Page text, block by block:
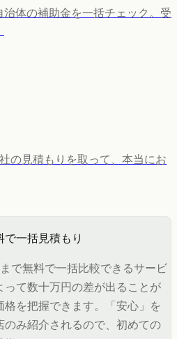
体の補助金を一括チェック。受
の見積もりを取って、本当にお
一括見積もり
で無料で一括比較できるサービ
って数十万円の差が出ることが
を把握できます。「安心」を
み紹介されるので、初めての